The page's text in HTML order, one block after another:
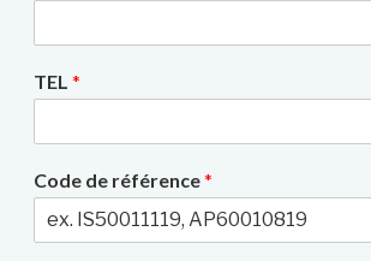
TEL *
Code de référence*